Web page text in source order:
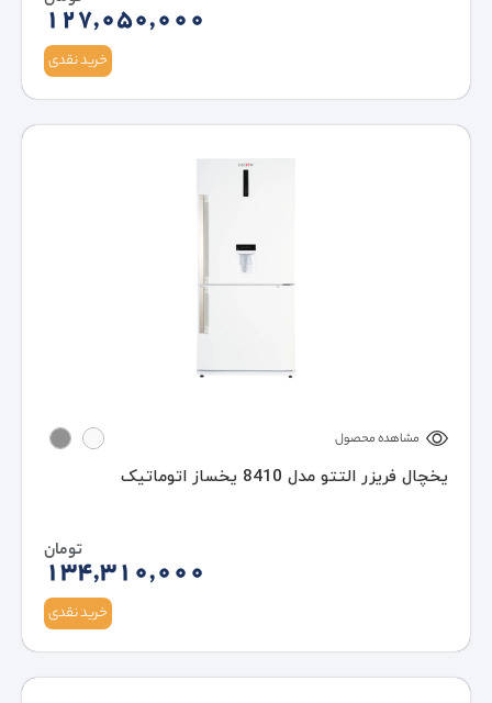
127,050,000
خرید نقدی
مشاهده محصول
یخچال فریزر التتو مدل 8410 یخساز اتوماتیک
134,310,000
تومان
خرید نقدی